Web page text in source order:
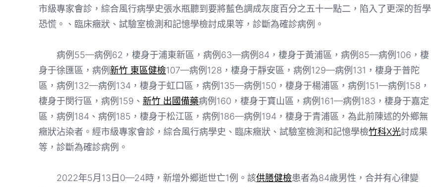
市級專家會診，綜合風行病學史張水瓶聽到要將藍色調成灰度百分之五十一點二，陷入了更深的哲學
恐慌。、臨床癥狀、試驗室檢測和記憶學檢討成果等，診斷為確診病例。
病例55—病例62，棲身于浦東新區，病例63—病例84，棲身于黃浦區，病例85—病例106，棲
身于徐匯區，病例新竹 東區健檢107—病例128，棲身于靜安區，病例129—病例131，棲身于普陀
區，病例132—病例134，棲身于虹口區，病例135—病例150，棲身于楊浦區，病例151—病例158，
棲身于閔行區，病例159、 新竹 出國備藥病例160，棲身于寶山區，病例161—病例183，棲身于嘉定
區，病例184、病例185，棲身于松江區，病例186—病例194，棲身于青浦區，為此前陳述的外鄉無
癥狀沾染者。經市級專家會診，綜合風行病學史、臨床癥狀、試驗室檢測和記憶學檢竹科X光討成果
等，診斷為確診病例。
2022年5月13日0—24時，新增外鄉逝世亡1例。該供膳健檢患者為84歲男性，合并有心律變